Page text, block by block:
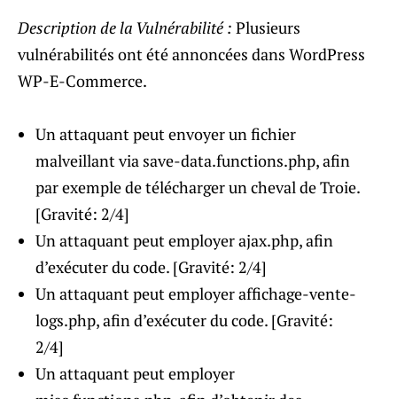
Description de la Vulnérabilité : Plusieurs
vulnérabilités ont été annoncées dans WordPress
WP-E-Commerce.
Un attaquant peut envoyer un fichier
malveillant via save-data.functions.php, afin
par exemple de télécharger un cheval de Troie.
[Gravité: 2/4]
Un attaquant peut employer ajax.php, afin
d’exécuter du code. [Gravité: 2/4]
Un attaquant peut employer affichage-vente-
logs.php, afin d’exécuter du code. [Gravité:
2/4]
Un attaquant peut employer